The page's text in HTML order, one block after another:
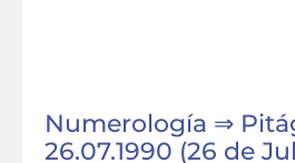
Numerología ⇒
26.07.1990 (26 de